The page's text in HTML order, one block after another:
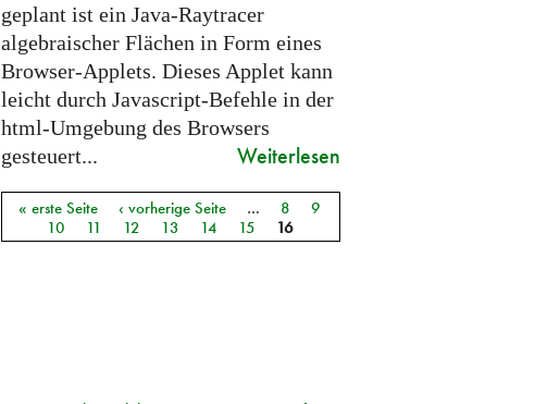
geplant ist ein Java-Raytracer
algebraischer Flächen in Form eines
Browser-Applets. Dieses Applet kann
leicht durch Javascript-Befehle in der
html-Umgebung des Browsers
gesteuert...
Weiterlesen
Seiten
« erste Seite ‹ vorherige Seite … 8
9
10
11 12 13 14 15 16